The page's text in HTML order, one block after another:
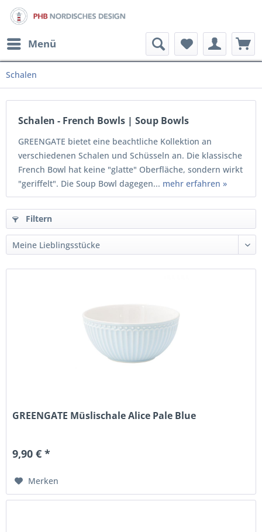
Menü
Schalen
Schalen - French Bowls | Soup Bowls
GREENGATE bietet eine beachtliche Kollektion an
verschiedenen Schalen und Schüsseln an. Die klassische
French Bowl hat keine "glatte" Oberfläche, sondern wirkt
"geriffelt". Die Soup Bowl dagegen... mehr erfahren »
Filtern
GREENGATE Müslischale Alice Pale Blue
9,90 € *
Merken